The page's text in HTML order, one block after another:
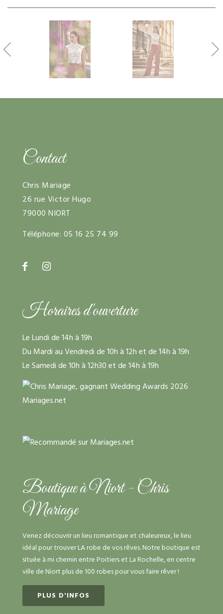
Contact
Chris Mariage
26 rue Victor Hugo
79000 NIORT
Téléphone: 05 16 25 74 99
Horaires d'ouverture
Le Lundi de 14h à 19h
Du Mardi au Vendredi de 10h à 12h et de 14h à 19h
Le Samedi de 10h à 12h30 et de 14h à 19h
Boutique à Niort - Chris
Mariage
Venez découvrir un lieu romantique et chaleureux, le lieu
idéal pour trouver LA robe de vos rêves. Notre boutique est
située à mi chemin entre Poitiers et La Rochelle, en centre
ville de Niort plus de 100 robes pour vous faire rêver !
PLUS D'INFOS